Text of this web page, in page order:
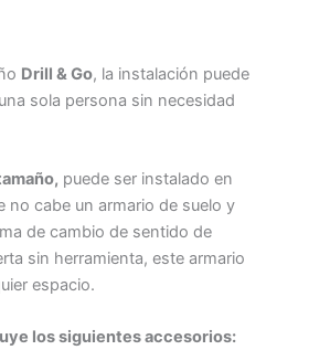
Drill & Go, la instalación puede
sola persona sin necesidad
puede ser instalado en
no cabe un armario de suelo y
de cambio de sentido de
sin herramienta, este armario
espacio.
los siguientes accesorios: